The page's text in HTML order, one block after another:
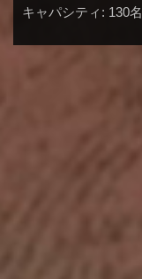
キャパシティ: 130名